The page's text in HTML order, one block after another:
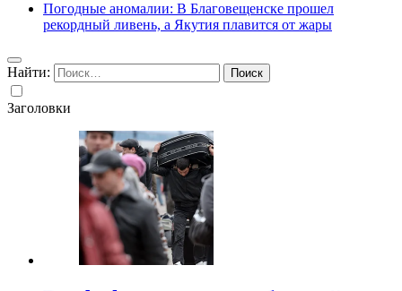
Погодные аномалии: В Благовещенске прошел
рекордный ливень, а Якутия плавится от жары
Найти:
Заголовки